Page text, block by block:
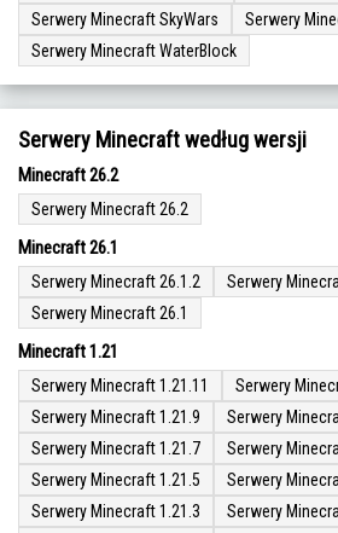
Serwery Minecraft SkyWars
Serwery
Serwery Minecraft WaterBlock
Serwery Minecraft według wersji
Minecraft 26.2
Serwery Minecraft 26.2
Minecraft 26.1
Serwery Minecraft 26.1.2
Serwery
Serwery Minecraft 26.1
Minecraft 1.21
Serwery Minecraft 1.21.11
Serwery
Serwery Minecraft 1.21.9
Serwery
Serwery Minecraft 1.21.7
Serwery
Serwery Minecraft 1.21.5
Serwery
Serwery Minecraft 1.21.3
Serwery